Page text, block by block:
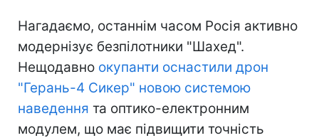
Нагадаємо, останнім часом Росія активно
модернізує безпілотники "Шахед".
Нещодавно окупанти оснастили дрон
"Герань-4 Сикер" новою системою
наведення та оптико-електронним
модулем, що має підвищити точність